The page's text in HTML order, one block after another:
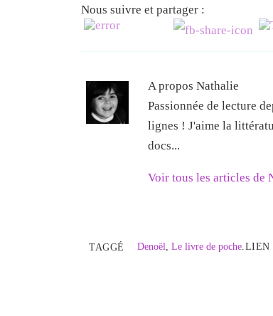
Nous suivre et partager :
A propos Nathalie
Passionnée de lecture
lignes ! J'aime la
docs...
Voir tous les articles de
TAGGÉ Denoël, Le livre de poche.LIEN